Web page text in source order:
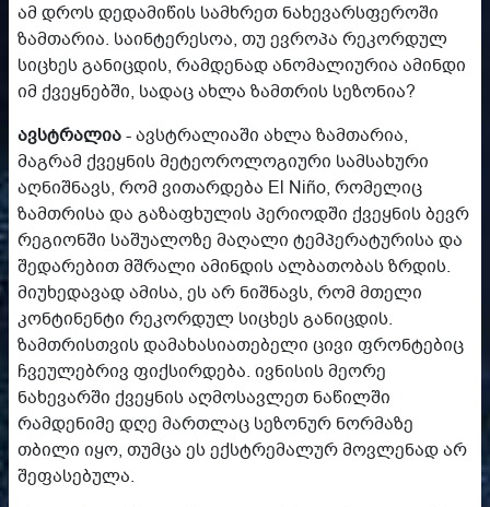
ამ დროს დედამიწის სამხრეთ ნახევარსფეროში
ზამთარია. საინტერესოა, თუ ევროპა რეკორდულ
სიცხეს განიცდის, რამდენად ანომალიურია ამინდი
იმ ქვეყნებში, სადაც ახლა ზამთრის სეზონია?
ავსტრალია- ავსტრალიაში ახლა ზამთარია,
მაგრამ ქვეყნის მეტეოროლოგიური სამსახური
აღნიშნავს, რომ ვითარდება El Niño, რომელიც
ზამთრისა და გაზაფხულის პერიოდში ქვეყნის ბევრ
რეგიონში საშუალოზე მაღალი ტემპერატურისა და
შედარებით მშრალი ამინდის ალბათობას ზრდის.
მიუხედავად ამისა, ეს არ ნიშნავს, რომ მთელი
კონტინენტი რეკორდულ სიცხეს განიცდის.
ზამთრისთვის დამახასიათებელი ცივი ფრონტებიც
ჩვეულებრივ ფიქსირდება. ივნისის მეორე
ნახევარში ქვეყნის აღმოსავლეთ ნაწილში
რამდენიმე დღე მართლაც სეზონურ ნორმაზე
თბილი იყო, თუმცა ეს ექსტრემალურ მოვლენად არ
შეფასებულა.